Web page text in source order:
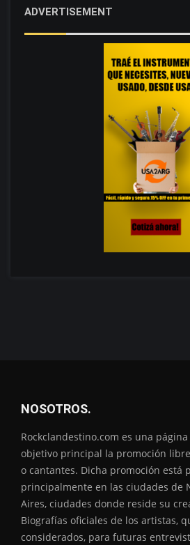
ADVERTISEMENT
NOSOTROS.
Rockclandestino.com es una
objetivo principal la promoción
o cantantes. Dicha promoción está
principalmente en las ciudades de
Aires, ciudades donde reside su
Biografías oficiales de los artistas,
considerados, para futuras